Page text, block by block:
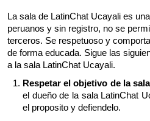
La sala de LatinChat Ucayali es
peruanos y sin registro, no se
terceros. Se respetuoso y
de forma educada. Sigue las
a la sala LatinChat Ucayali.
Respetar el objetivo de la
el dueño de la sala LatinChat
el proposito y defiendelo.